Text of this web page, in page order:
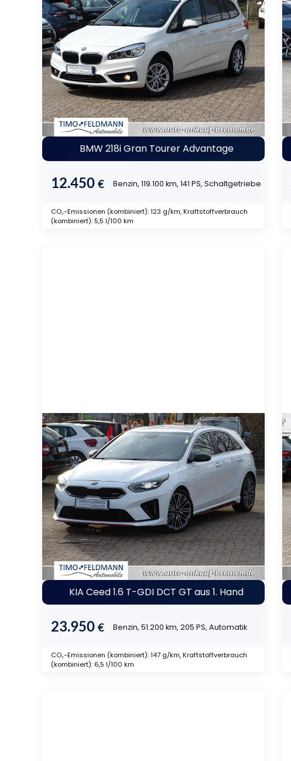
BMW 218i Gran Tourer Advantage
12.450 € Benzin, 119.100 km, 141 PS, Schaltgetriebe
CO₂-Emissionen (kombiniert): 123 g/km, Kraftstoffverbrauch
(kombiniert): 5,5 l/100 km
KIA Ceed 1.6 T-GDI DCT GT aus 1. Hand
23.950 € Benzin, 51.200 km, 205 PS, Automatik
CO₂-Emissionen (kombiniert): 147 g/km, Kraftstoffverbrauch
(kombiniert): 6,5 l/100 km